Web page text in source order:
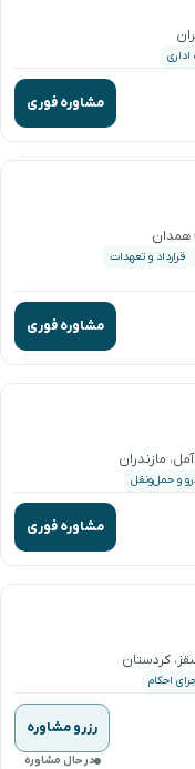
اداری
مشاوره فوری
همدان
قرارداد و تعهدات
مشاوره فوری
آمل، مازندران
و حمل‌ونقل
مشاوره فوری
کردستان
احکام
رزرو مشاوره
در حال مشاوره